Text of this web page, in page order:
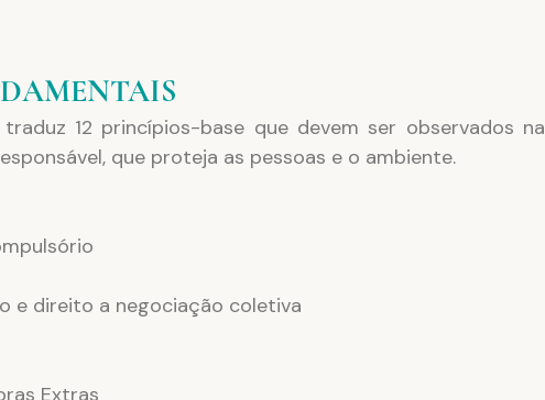
12 princípios-base que devem ser observados na
que proteja as pessoas e o ambiente.
e direito a negociação coletiva
Extras